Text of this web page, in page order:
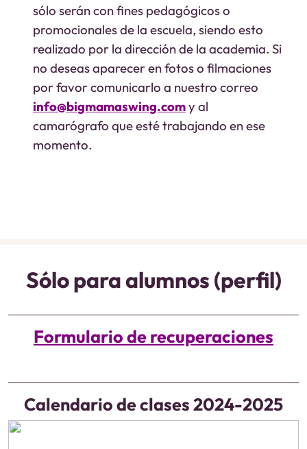
sólo serán con fines pedagógicos o
promocionales de la escuela, siendo esto
realizado por la dirección de la academia. Si
no deseas aparecer en fotos o filmaciones
por favor comunicarlo a nuestro correo
info@bigmamaswing.comy al
camarógrafo que esté trabajando en ese
momento.
Sólo para alumnos (perfil)
Formulario de recuperaciones
Calendario de clases 2024-2025